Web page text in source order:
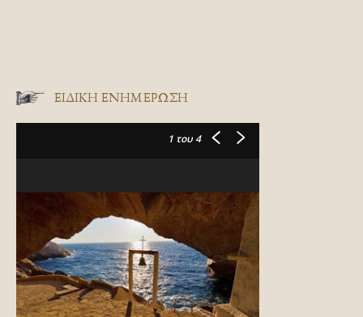
ΕΙΔΙΚΉ ΕΝΗΜΈΡΩΣΗ
1 του 4